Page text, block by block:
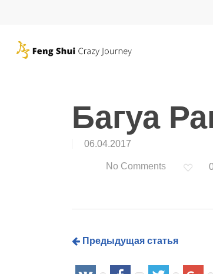
main
content
Багуа
06.04.2017
No Comments
Предыдущая статья